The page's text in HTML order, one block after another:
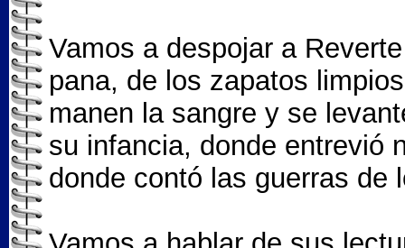
Vamos a despojar a
pana, de los zapatos
manen la sangre y se
su infancia, donde entrevió
donde contó las guerras de